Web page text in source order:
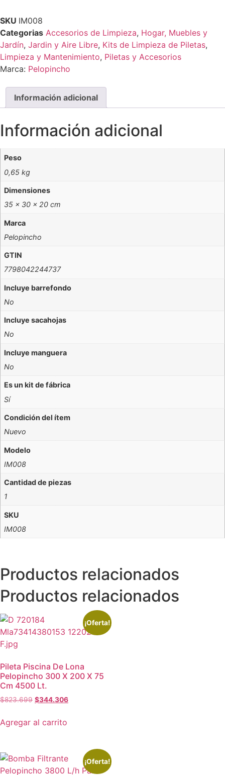
SKU IM008
Categorias Accesorios de Limpieza, Hogar, Muebles y
Jardín, Jardin y Aire Libre, Kits de Limpieza de Piletas,
Limpieza y Mantenimiento, Piletas y Accesorios
Marca: Pelopincho
Información adicional
Información adicional
Peso
0,65 kg
Dimensiones
35 × 30 × 20 cm
Marca
Pelopincho
GTIN
7798042244737
Incluye barrefondo
No
Incluye sacahojas
No
Incluye manguera
No
Es un kit de fábrica
Sí
Condición del ítem
Nuevo
Modelo
IM008
Cantidad de piezas
1
SKU
IM008
Productos relacionados
Productos relacionados
¡Oferta!
Pileta Piscina De Lona
Pelopincho 300 X 200 X 75
Cm 4500 Lt.
$823.699 $344.306
Agregar al carrito
¡Oferta!